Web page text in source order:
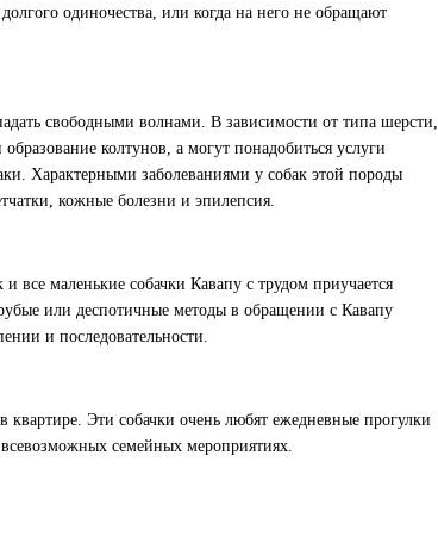
одиночества, или когда на него не обращают
свободными волнами. В зависимости от типа шерсти,
колтунов, а могут понадобиться услуги
Характерными заболеваниями у собак этой породы
кожные болезни и эпилепсия.
все маленькие собачки Кавапу с трудом приучается
или деспотичные методы в обращении с Кавапу
и последовательности.
квартире. Эти собачки очень любят ежедневные прогулки
семейных мероприятиях.